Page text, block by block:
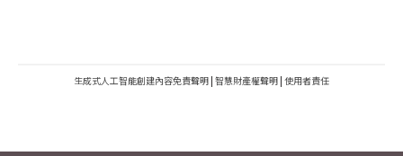
生成式人工智能創建內容免責聲明 | 智慧財產權聲明 | 使用者責任